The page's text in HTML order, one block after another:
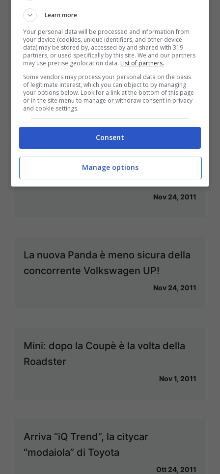
Fiat Panda: l’obiettivo di vendita è di
230.000 unità
Dic 2, 2011
Renault realizzerà un auto low cost
per i mercati in via di sviluppo
Nov 24, 2011
La nuova Panda è meno sicura della
concorrente Volkswagen UP!
Nov 24, 2011
Mini: dopo la Coupè è la volta della
Roadster
Nov 1, 2011
Arriva “iQ Trend”, la citycar
“modaiola” di Toyota
Ott 24, 2011
Learn more
Your personal data will be processed and information from
your device (cookies, unique identifiers, and other device
data) may be stored by, accessed by and shared with 319
partners, or used specifically by this site. We and our partners
may use precise geolocation data. List of partners.
Some vendors may process your personal data on the basis
of legitimate interest, which you can object to by managing
your options below. Look for a link at the bottom of this page
or in the site menu to manage or withdraw consent in privacy
and cookie settings.
Consent
Manage options